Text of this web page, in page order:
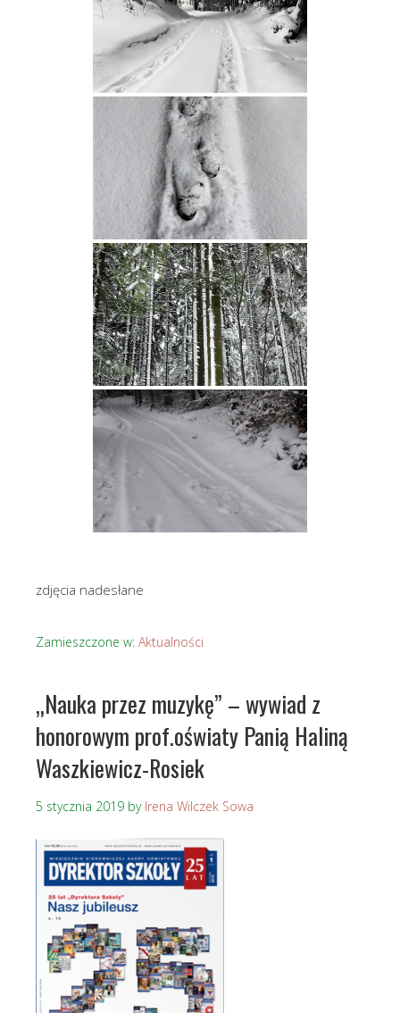
zdjęcia nadesłane
Zamieszczone w: Aktualności
„Nauka przez muzykę” – wywiad z
honorowym prof.oświaty Panią Haliną
Waszkiewicz-Rosiek
5 stycznia 2019 by Irena Wilczek Sowa